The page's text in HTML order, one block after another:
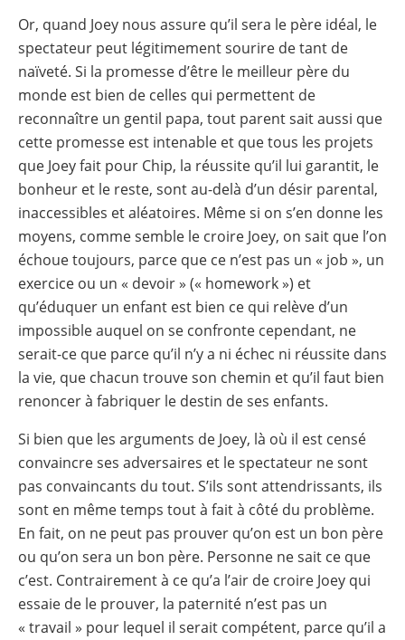
Or, quand Joey nous assure qu’il sera le père idéal, le
spectateur peut légitimement sourire de tant de
naïveté. Si la promesse d’être le meilleur père du
monde est bien de celles qui permettent de
reconnaître un gentil papa, tout parent sait aussi que
cette promesse est intenable et que tous les projets
que Joey fait pour Chip, la réussite qu’il lui garantit, le
bonheur et le reste, sont au-delà d’un désir parental,
inaccessibles et aléatoires. Même si on s’en donne les
moyens, comme semble le croire Joey, on sait que l’on
échoue toujours, parce que ce n’est pas un « job », un
exercice ou un « devoir » (« homework ») et
qu’éduquer un enfant est bien ce qui relève d’un
impossible auquel on se confronte cependant, ne
serait-ce que parce qu’il n’y a ni échec ni réussite dans
la vie, que chacun trouve son chemin et qu’il faut bien
renoncer à fabriquer le destin de ses enfants.
Si bien que les arguments de Joey, là où il est censé
convaincre ses adversaires et le spectateur ne sont
pas convaincants du tout. S’ils sont attendrissants, ils
sont en même temps tout à fait à côté du problème.
En fait, on ne peut pas prouver qu’on est un bon père
ou qu’on sera un bon père. Personne ne sait ce que
c’est. Contrairement à ce qu’a l’air de croire Joey qui
essaie de le prouver, la paternité n’est pas un
« travail » pour lequel il serait compétent, parce qu’il a